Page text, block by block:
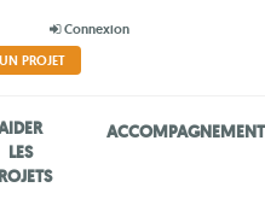
Connexion
PROJET
LES
ACCOMPAGNEMENT